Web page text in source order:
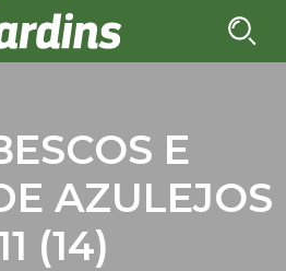
E
AZULEJOS
(14)